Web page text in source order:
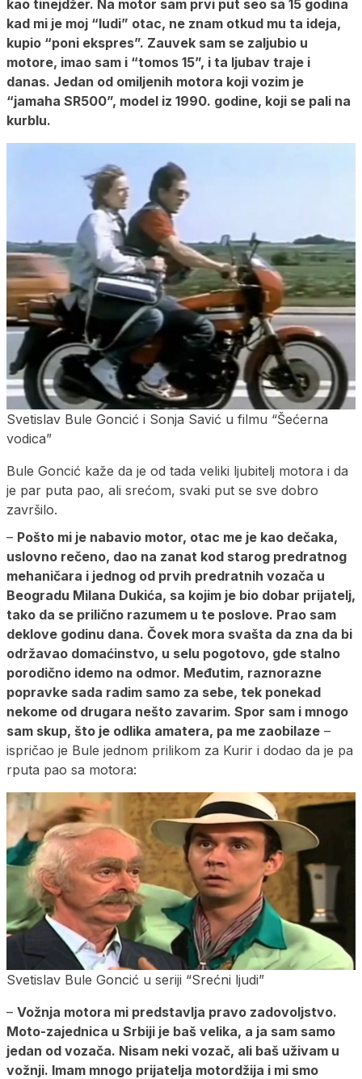
kao tinejdžer. Na motor sam prvi put seo sa 15 godina
kad mi je moj “ludi” otac, ne znam otkud mu ta ideja,
kupio “poni ekspres”. Zauvek sam se zaljubio u
motore, imao sam i “tomos 15”, i ta ljubav traje i
danas. Jedan od omiljenih motora koji vozim je
“jamaha SR500”, model iz 1990. godine, koji se pali na
kurblu.
Svetislav Bule Goncić i Sonja Savić u filmu “Šećerna
vodica”
Bule Goncić kaže da je od tada veliki ljubitelj motora i da
je par puta pao, ali srećom, svaki put se sve dobro
završilo.
– Pošto mi je nabavio motor, otac me je kao dečaka,
uslovno rečeno, dao na zanat kod starog predratnog
mehaničara i jednog od prvih predratnih vozača u
Beogradu Milana Dukića, sa kojim je bio dobar prijatelj,
tako da se prilično razumem u te poslove. Prao sam
deklove godinu dana. Čovek mora svašta da zna da bi
održavao domaćinstvo, u selu pogotovo, gde stalno
porodično idemo na odmor. Međutim, raznorazne
popravke sada radim samo za sebe, tek ponekad
nekome od drugara nešto zavarim. Spor sam i mnogo
sam skup, što je odlika amatera, pa me zaobilaze –
ispričao je Bule jednom prilikom za Kurir i dodao da je pa
rputa pao sa motora:
Svetislav Bule Goncić u seriji “Srećni ljudi”
– Vožnja motora mi predstavlja pravo zadovoljstvo.
Moto-zajednica u Srbiji je baš velika, a ja sam samo
jedan od vozača. Nisam neki vozač, ali baš uživam u
vožnji. Imam mnogo prijatelja motordžija i mi smo